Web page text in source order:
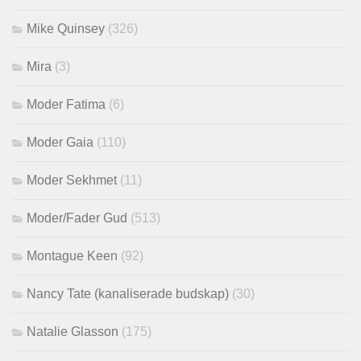
Mike Quinsey (326)
Mira (3)
Moder Fatima (6)
Moder Gaia (110)
Moder Sekhmet (11)
Moder/Fader Gud (513)
Montague Keen (92)
Nancy Tate (kanaliserade budskap) (30)
Natalie Glasson (175)